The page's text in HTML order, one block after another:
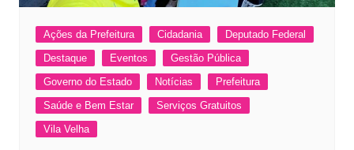
Ações da Prefeitura Cidadania
Deputado Federal
Destaque
Eventos
Gestão Pública
Governo do Estado
Notícias
Prefeitura
Saúde e Bem Estar
Serviços Gratuitos
Vila Velha